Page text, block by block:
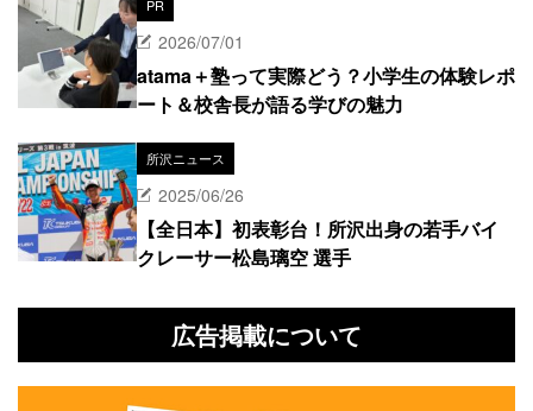
PR
2026/07/01
atama＋塾って実際どう？小学生の体験レポ
ート＆校舎長が語る学びの魅力
所沢ニュース
2025/06/26
【全日本】初表彰台！所沢出身の若手バイ
クレーサー松島璃空 選手
広告掲載について